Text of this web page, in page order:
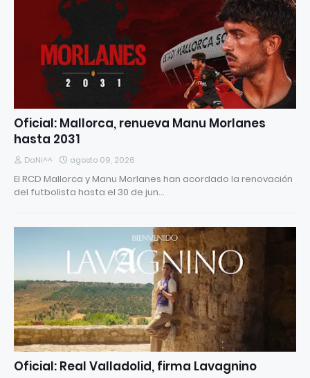
Oficial: Mallorca, renueva Manu Morlanes
hasta 2031
DaNi^^ agosto 09, 2026
El RCD Mallorca y Manu Morlanes han acordado la renovación
del futbolista hasta el 30 de jun…
Oficial: Real Valladolid, firma Lavagnino